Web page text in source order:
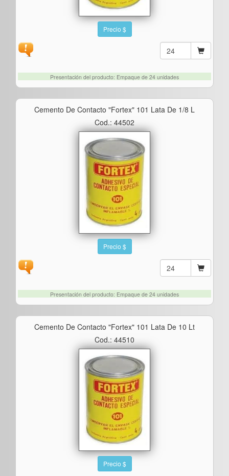
Precio $
Presentación del producto: Empaque de 24 unidades
Cemento De Contacto "fortex" 101 Lata De 1/8 L
Cod.: 44502
Precio $
Presentación del producto: Empaque de 24 unidades
Cemento De Contacto "fortex" 101 Lata De 10 Lt
Cod.: 44510
Precio $